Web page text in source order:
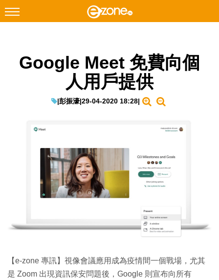
Facebook Instagram
生成式AI與雲端應用
特集
Google Meet 免費向個
人用戶提供
|彭振濠|29-04-2020 18:28|
【e-zone 專訊】視像會議應用成為疫情間一個戰場，尤其
是 Zoom 出現資訊保安問題後，Google 則宣布向所有